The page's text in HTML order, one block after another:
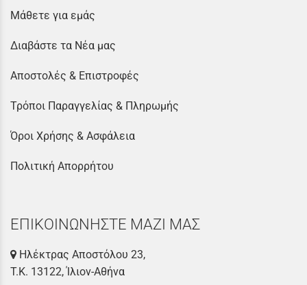
Μάθετε για εμάς
Διαβάστε τα Νέα μας
Αποστολές & Επιστροφές
Τρόποι Παραγγελίας & Πληρωμής
Όροι Χρήσης & Ασφάλεια
Πολιτική Απορρήτου
ΕΠΙΚΟΙΝΩΝΗΣΤΕ ΜΑΖΙ ΜΑΣ
Ηλέκτρας Αποστόλου 23,
Τ.Κ. 13122, Ίλιον-Αθήνα